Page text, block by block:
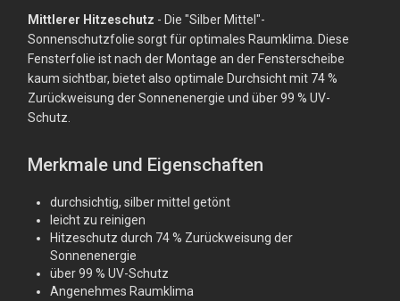
Mittlerer Hitzeschutz - Die "Silber Mittel"-
Sonnenschutzfolie sorgt für optimales Raumklima. Diese
Fensterfolie ist nach der Montage an der Fensterscheibe
kaum sichtbar, bietet also optimale Durchsicht mit 74 %
Zurückweisung der Sonnenenergie und über 99 % UV-
Schutz.
Merkmale und Eigenschaften
durchsichtig, silber mittel getönt
leicht zu reinigen
Hitzeschutz durch 74 % Zurückweisung der
Sonnenenergie
über 99 % UV-Schutz
Angenehmes Raumklima